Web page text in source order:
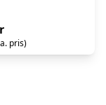
pris)